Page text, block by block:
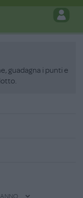
guadagna i punti e